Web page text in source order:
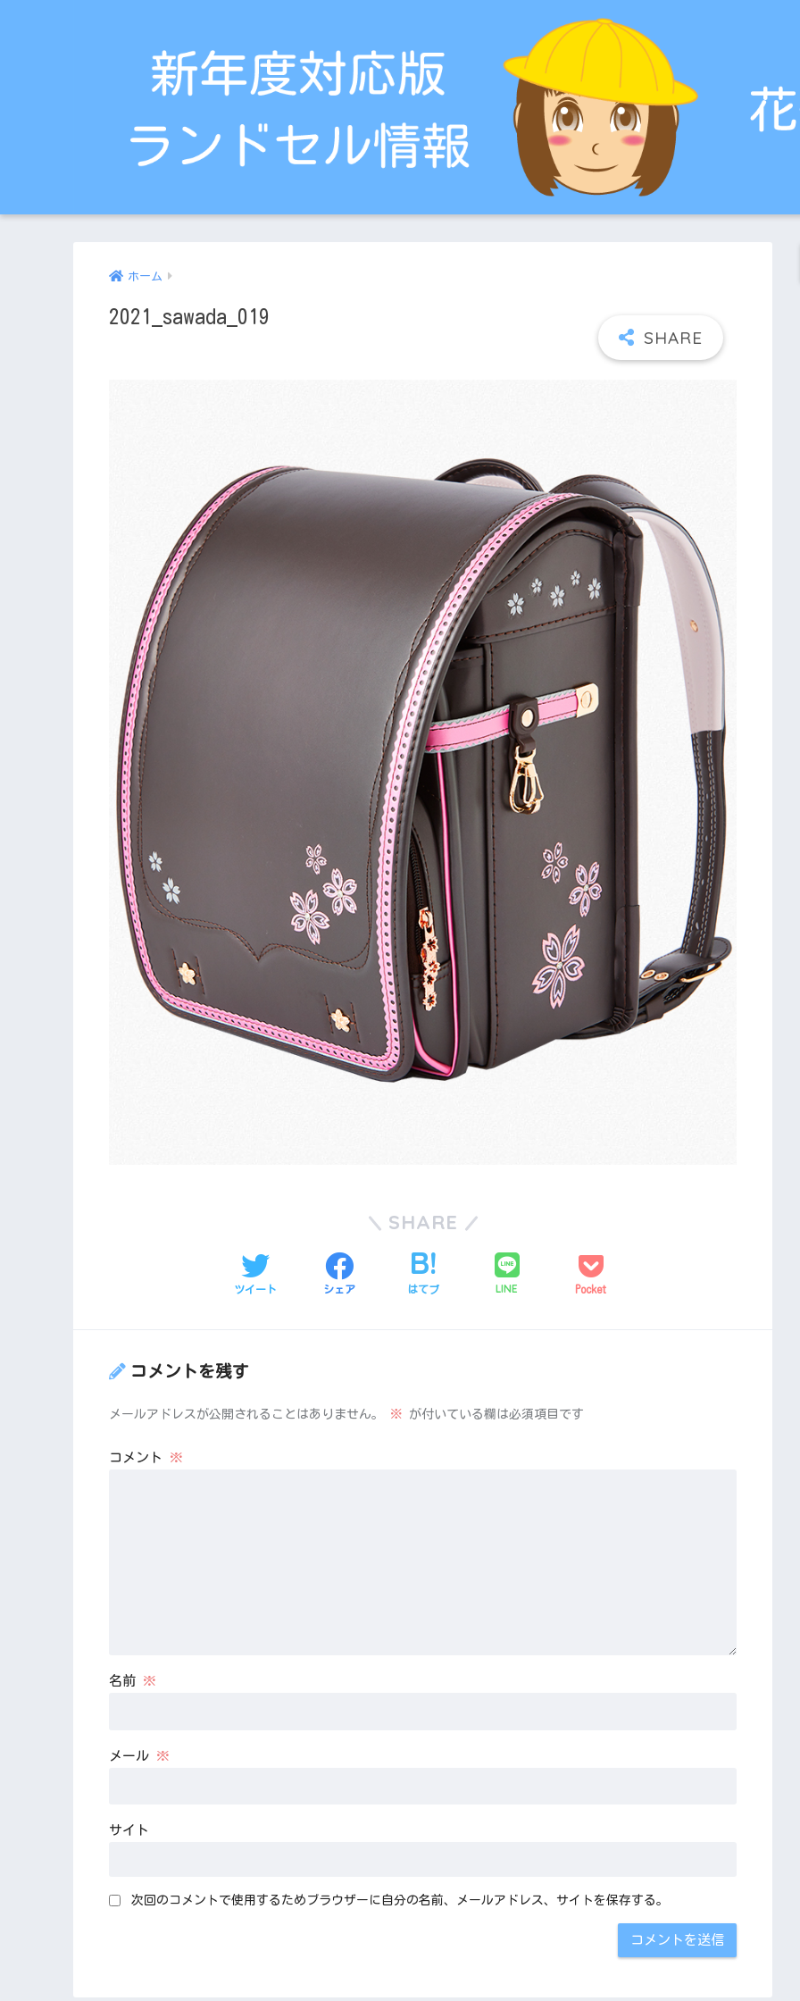
ホーム
2021_sawada_019
SHARE
ツイート シェア はてブ LINE Pocket
コメントを残す
メールアドレスが公開されることはありません。 ※ が付いている欄は必須項目です
コメント ※
名前 ※
メール ※
サイト
次回のコメントで使用するためブラウザーに自分の名前、メールアドレス、サイトを保存する。